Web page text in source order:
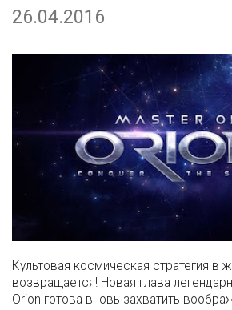
26.04.2016
Культовая космическая стратегия в
возвращается! Новая глава
Orion готова вновь захватить